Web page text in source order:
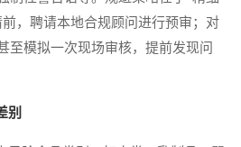
，聘请本地合规顾问进行预审；对
至模拟一次现场审核，提前发现问
别